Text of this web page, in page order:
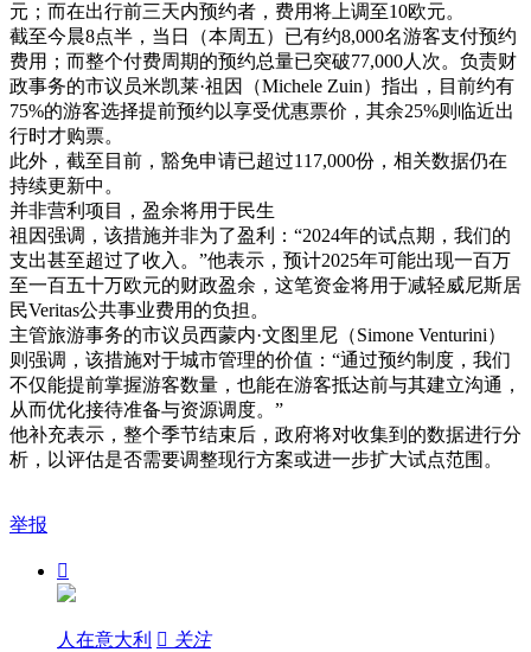
元；而在出行前三天内预约者，费用将上调至10欧元。
截至今晨8点半，当日（本周五）已有约8,000名游客支付预约
费用；而整个付费周期的预约总量已突破77,000人次。负责财
政事务的市议员米凯莱·祖因（Michele Zuin）指出，目前约有
75%的游客选择提前预约以享受优惠票价，其余25%则临近出
行时才购票。
此外，截至目前，豁免申请已超过117,000份，相关数据仍在
持续更新中。
并非营利项目，盈余将用于民生
祖因强调，该措施并非为了盈利：“2024年的试点期，我们的
支出甚至超过了收入。”他表示，预计2025年可能出现一百万
至一百五十万欧元的财政盈余，这笔资金将用于减轻威尼斯居
民Veritas公共事业费用的负担。
主管旅游事务的市议员西蒙内·文图里尼（Simone Venturini）
则强调，该措施对于城市管理的价值：“通过预约制度，我们
不仅能提前掌握游客数量，也能在游客抵达前与其建立沟通，
从而优化接待准备与资源调度。”
他补充表示，整个季节结束后，政府将对收集到的数据进行分
析，以评估是否需要调整现行方案或进一步扩大试点范围。
举报

人在意大利  关注